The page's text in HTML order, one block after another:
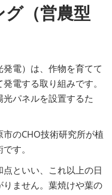
（営農型
電）は、作物を育てて
電する取り組みです。
パネルを設置するた
のCHO技術研究所が植
す。
といい、これ以上の日
ません。葉焼けや葉の